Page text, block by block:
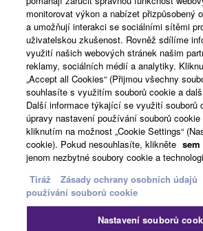
O Yamaze
Česká republika a Slovensko - Czech
Business
Kontaktujte nás
monitorovat výkon a nabízet přizpůsobený
a umožňují interakci se sociálními sítěmi
uživatelskou zkušenost. Rovněž sdílíme
využití našich webových stránek našim
reklamy, sociálních médií a analytiky.
„Accept all Cookies“ (Přijmou všechny
souhlasíte s využitím souborů cookie a
Další informace týkající se využití souborů
úpravy nastavení používání souborů cookie
kliknutím na možnost „Cookie Settings“
cookie). Pokud nesouhlasíte, klikněte sem
jenom nezbytné soubory cookie a
Tiráž
Zásady ochrany osobních údajů
používání souborů cookie
Nastavení souborů